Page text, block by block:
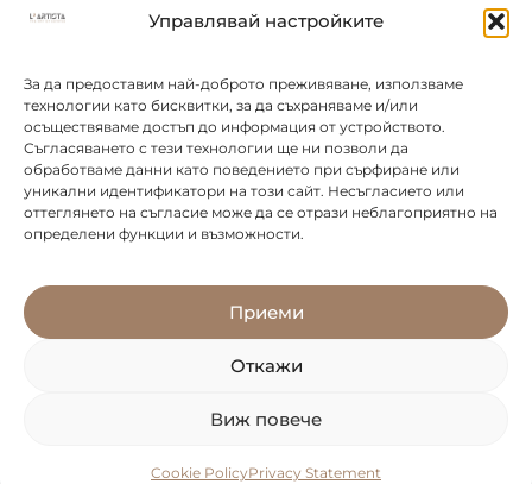
Управлявай настройките
За да предоставим най-доброто преживяване, използваме
технологии като бисквитки, за да съхраняваме и/или
осъществяваме достъп до информация от устройството.
Съгласяването с тези технологии ще ни позволи да
обработваме данни като поведението при сърфиране или
уникални идентификатори на този сайт. Несъгласието или
оттеглянето на съгласие може да се отрази неблагоприятно на
определени функции и възможности.
Приеми
Откажи
Виж повече
Cookie PolicyPrivacy Statement
КОНТАКТИ
0877 888 804
office@leartista.bg